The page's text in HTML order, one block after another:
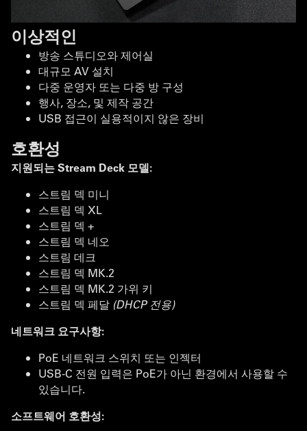
이상적인
방송 스튜디오와 제어실
대규모 AV 설치
다중 운영자 또는 다중 방 구성
행사, 장소, 및 제작 공간
USB 접근이 실용적이지 않은 장비
호환성
지원되는 Stream Deck 모델:
스트림 덱 미니
스트림 덱 XL
스트림 덱 +
스트림 덱 네오
스트림 데크
스트림 덱 MK.2
스트림 덱 MK.2 가위 키
스트림 덱 페달 (DHCP 전용)
네트워크 요구사항:
PoE 네트워크 스위치 또는 인젝터
USB-C 전원 입력은 PoE가 아닌 환경에서 사용할 수
있습니다.
소프트웨어 호환성: